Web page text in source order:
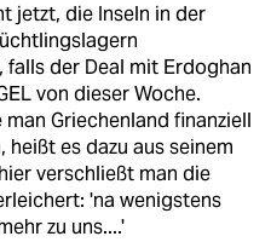
jetzt, die Inseln in der
falls der Deal mit Erdoghan
von dieser Woche.
Griechenland finanziell
heißt es dazu aus seinem
verschließt man die
'na wenigstens
zu uns....'